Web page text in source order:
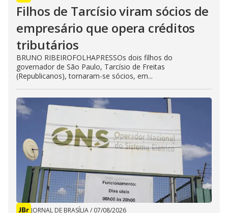
Filhos de Tarcísio viram sócios de
empresário que opera créditos
tributários
BRUNO RIBEIROFOLHAPRESSOs dois filhos do
governador de São Paulo, Tarcísio de Freitas
(Republicanos), tornaram-se sócios, em...
JORNAL DE BRASÍLIA/ 07/08/2026